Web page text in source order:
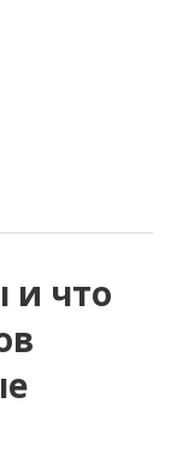
и что